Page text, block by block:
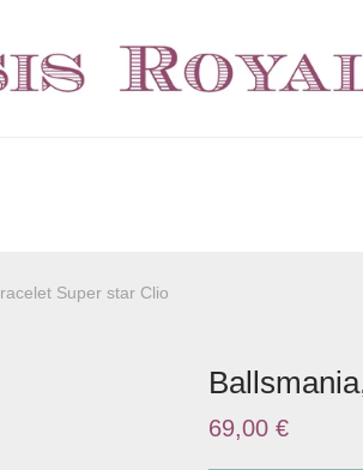
Super star Clio
69,00 €